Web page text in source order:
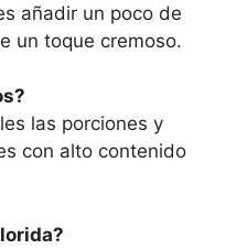
añadir un poco de
un toque cremoso.
las porciones y
con alto contenido